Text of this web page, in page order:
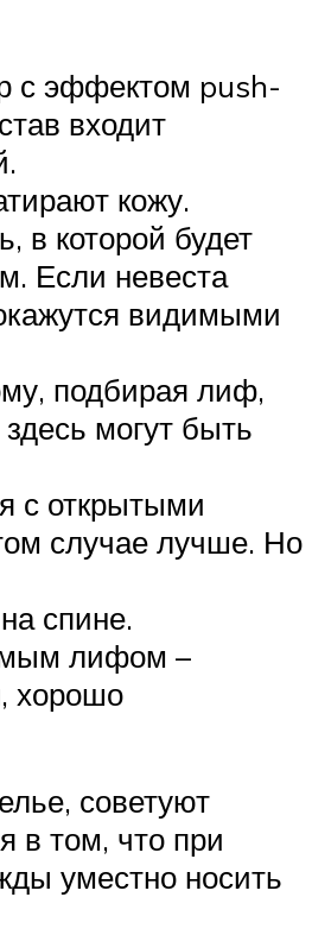
с эффектом push-
входит
кожу.
в которой будет
Если невеста
видимыми
подбирая лиф,
могут быть
с открытыми
случае лучше. Но
спине.
лифом –
хорошо
советуют
в том, что при
уместно носить